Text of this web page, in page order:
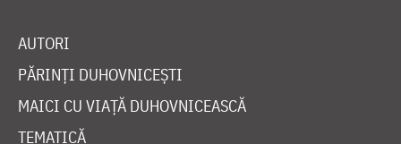
AUTORI
PĂRINȚI DUHOVNICEȘTI
MAICI CU VIAȚĂ DUHOVNICEASCĂ
TEMATICĂ